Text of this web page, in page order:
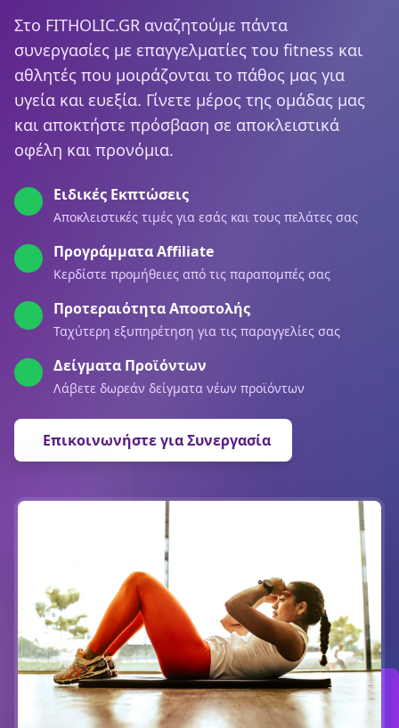
Στο FITHOLIC.GR αναζητούμε πάντα
συνεργασίες με επαγγελματίες του fitness και
αθλητές που μοιράζονται το πάθος μας για
υγεία και ευεξία. Γίνετε μέρος της ομάδας μας
και αποκτήστε πρόσβαση σε αποκλειστικά
οφέλη και προνόμια.
Ειδικές Εκπτώσεις
Αποκλειστικές τιμές για εσάς και τους πελάτες σας
Προγράμματα Affiliate
Κερδίστε προμήθειες από τις παραπομπές σας
Προτεραιότητα Αποστολής
Ταχύτερη εξυπηρέτηση για τις παραγγελίες σας
Δείγματα Προϊόντων
Λάβετε δωρεάν δείγματα νέων προϊόντων
Επικοινωνήστε για Συνεργασία
20 %